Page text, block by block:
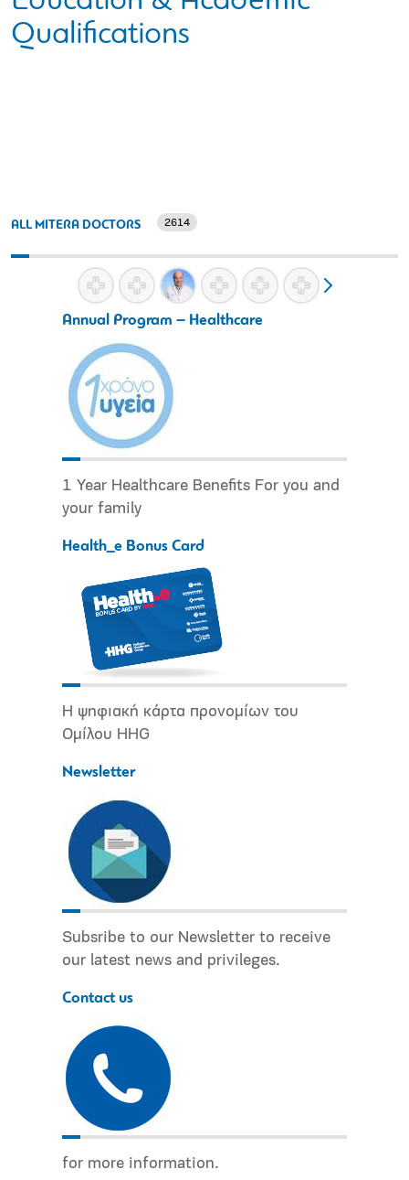
Qualifications
ALL MITERA DOCTORS 2614
Annual Program – Healthcare
1 Year Healthcare Benefits For you and
your family
Health_e Bonus Card
Η ψηφιακή κάρτα προνομίων του
Ομίλου HHG
Newsletter
Subsribe to our Newsletter to receive
our latest news and privileges.
Contact us
for more information.